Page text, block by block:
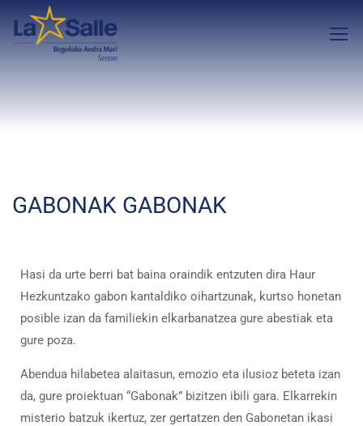
GABONAK GABONAK
Hasi da urte berri bat baina oraindik entzuten dira Haur
Hezkuntzako gabon kantaldiko oihartzunak, kurtso honetan
posible izan da familiekin elkarbanatzea gure abestiak eta
gure poza.
Abendua hilabetea alaitasun, emozio eta ilusioz beteta izan
da, gure proiektuan “Gabonak” bizitzen ibili gara. Elkarrekin
misterio batzuk ikertuz, zer gertatzen den Gabonetan ikasi